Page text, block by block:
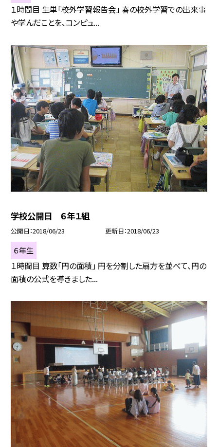
１時間目 生単「校外学習報告会」 春の校外学習での出来事
や学んだことを、コンピュ...
学校公開日 ６年１組
公開日 2018/06/23 更新日 2018/06/23
６年生
１時間目 算数「円の面積」 円を分割した扇方を並べて、円の
面積の公式を導きました...